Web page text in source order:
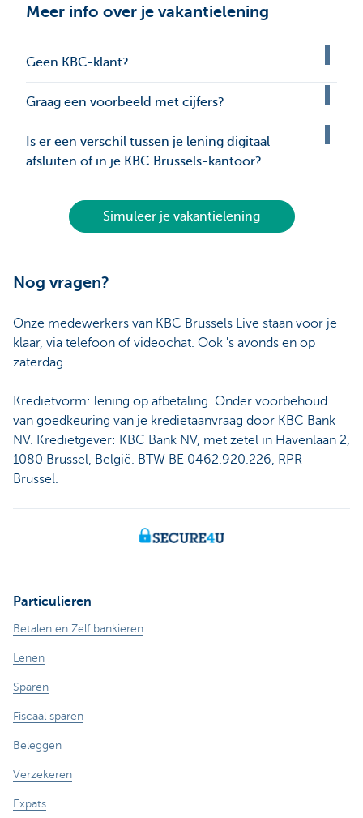
Meer info over je vakantielening
Geen KBC-klant?
Graag een voorbeeld met cijfers?
Is er een verschil tussen je lening digitaal
afsluiten of in je KBC Brussels-kantoor?
Simuleer je vakantielening
Nog vragen?
Onze medewerkers van KBC Brussels Live staan voor je
klaar, via telefoon of videochat. Ook 's avonds en op
zaterdag.
Kredietvorm: lening op afbetaling. Onder voorbehoud
van goedkeuring van je kredietaanvraag door KBC Bank
NV. Kredietgever: KBC Bank NV, met zetel in Havenlaan 2,
1080 Brussel, België. BTW BE 0462.920.226, RPR
Brussel.
Particulieren
Betalen en Zelf bankieren
Lenen
Sparen
Fiscaal sparen
Beleggen
Verzekeren
Expats